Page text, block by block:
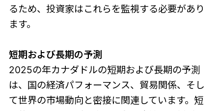
るため、投資家はこれらを監視する必要があり
ます。
短期および長期の予測
2025の年カナダドルの短期および長期の予測
は、国の経済パフォーマンス、貿易関係、そし
て世界の市場動向と密接に関連しています。短